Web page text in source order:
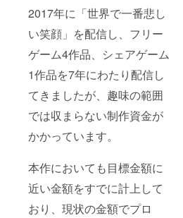
2017年に「世界で一番悲し
い笑顔」を配信し、フリー
ゲーム4作品、シェアゲーム
1作品を7年にわたり配信し
てきましたが、趣味の範囲
では収まらない制作資金が
かかっています。
本作においても目標金額に
近い金額をすでに計上して
おり、現状の金額でプロ